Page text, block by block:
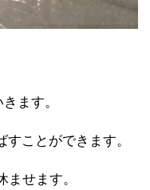
ます。
ことができます。
ませます。